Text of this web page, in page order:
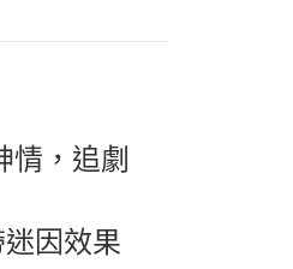
，追劇
因效果